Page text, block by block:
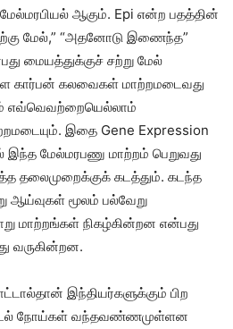
ஆகும். Epi என்ற பதத்தின்
மேல்,” “அதனோடு இணைந்த”
மையத்துக்குச் சற்று மேல்
கார்பன் கலவைகள் மாற்றமடைவது
எவ்வெவற்றையெல்லாம்
இதை Gene Expression
மேல்மரபணு மாற்றம் பெறுவது
தலைமுறைக்குக் கடத்தும். கடந்த
ஆய்வுகள் மூலம் பல்வேறு
மாற்றங்கள் நிகழ்கின்றன என்பது
வருகின்றன.
இந்தியர்களுக்கும் பிற
உடல் நோய்கள் வந்தவண்ணமுள்ளன